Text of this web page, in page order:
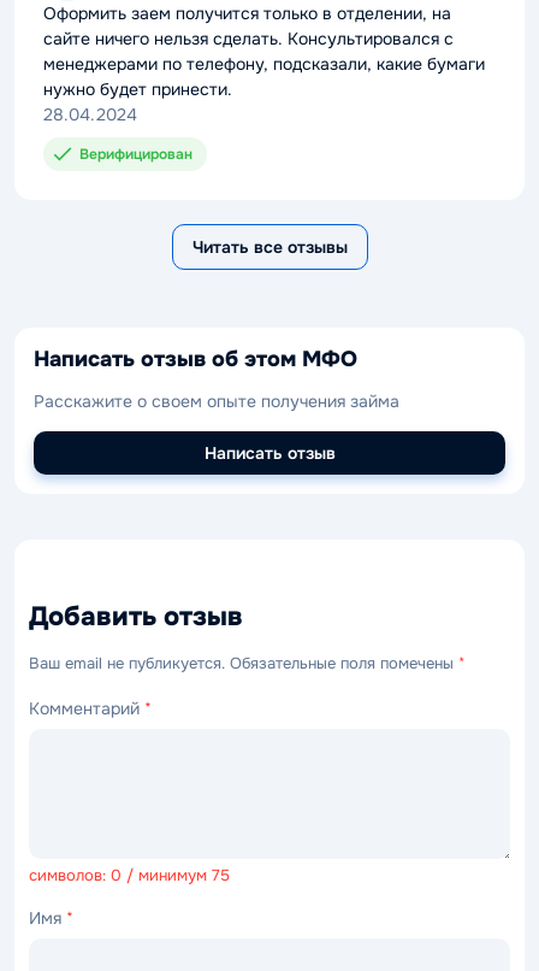
rating
Оформить заем получится только в отделении, на
сайте ничего нельзя сделать. Консультировался с
менеджерами по телефону, подсказали, какие бумаги
нужно будет принести.
28.04.2024
Верифицирован
Читать все отзывы
Написать отзыв об этом МФО
Расскажите о своем опыте получения займа
Написать отзыв
Добавить отзыв
Ваш email не публикуется. Обязательные поля помечены *
Комментарий *
символов: 0 / минимум 75
Имя *